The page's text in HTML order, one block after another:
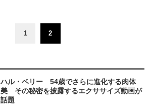
1 2
ハル・ベリー 54歳でさらに進化する肉体
美 その秘密を披露するエクササイズ動画が
話題